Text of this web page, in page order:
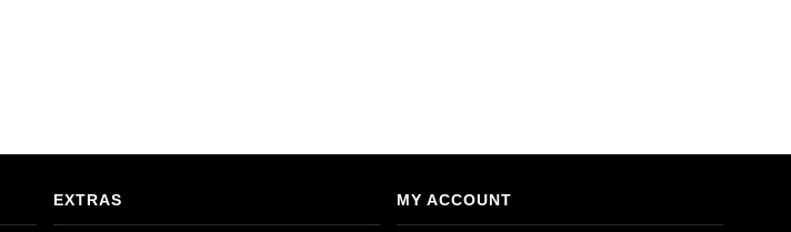
EXTRAS MY ACCOUNT